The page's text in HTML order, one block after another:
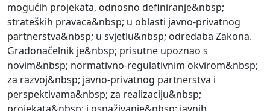
mogućih projekata, odnosno definiranje&nbsp;
strateških pravaca&nbsp; u oblasti javno-privatnog
partnerstva&nbsp; u svjetlu&nbsp; odredaba Zakona.
Gradonačelnik je&nbsp; prisutne upoznao s
novim&nbsp; normativno-regulativnim okvirom&nbsp;
za razvoj&nbsp; javno-privatnog partnerstva i
perspektivama&nbsp; za realizaciju&nbsp;